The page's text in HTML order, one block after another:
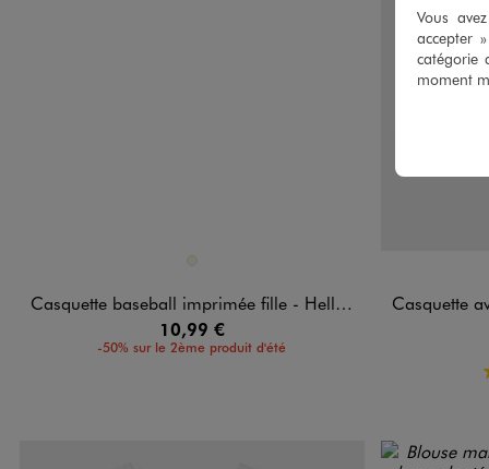
Casquette baseball imprimée fille - Hello Kitty
10,99 €
-50% sur le 2ème produit d'été
Casquette avec
Vous
accepter
catégorie
moment